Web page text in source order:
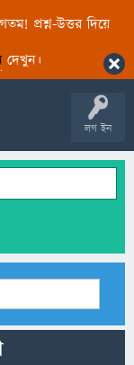
প্রশ্ন-উত্তর দিয়ে
দেখুন।
লগ ইন